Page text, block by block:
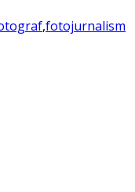
,fotojurnalism